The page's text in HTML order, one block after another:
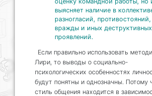
выясняет наличие в
разногласий, противостояний,
вражды и иных деструктивных
проявлений.
Если правильно использовать
Лири, то выводы о социально-
психологических особенностях
будут понятны и однозначны. Потому
стиль общения находится в